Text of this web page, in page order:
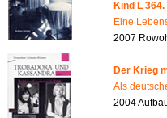
Kind L 364.
Eine
2007
Der Krieg
Als
2004